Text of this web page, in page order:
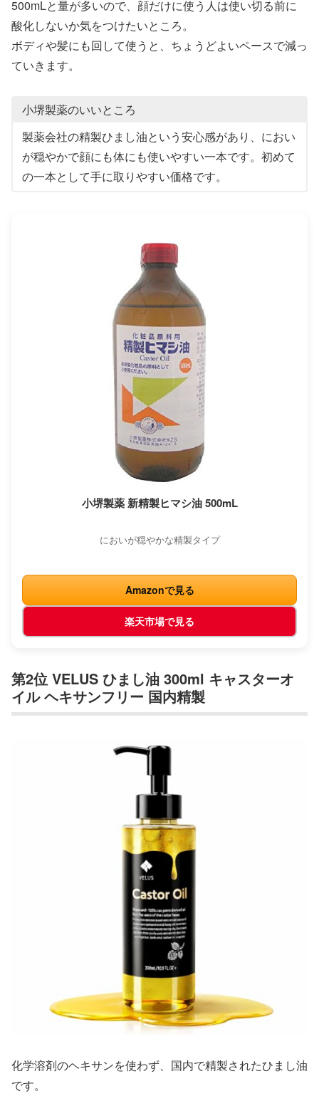
500mLと量が多いので、顔だけに使う人は使い切る前に
酸化しないか気をつけたいところ。
ボディや髪にも回して使うと、ちょうどよいペースで減っ
ていきます。
小堺製薬のいいところ
製薬会社の精製ひまし油という安心感があり、におい
が穏やかで顔にも体にも使いやすい一本です。初めて
の一本として手に取りやすい価格です。
小堺製薬 新精製ヒマシ油 500mL
においが穏やかな精製タイプ
Amazonで見る
楽天市場で見る
第2位 VELUS ひまし油 300ml キャスターオ
イル ヘキサンフリー 国内精製
化学溶剤のヘキサンを使わず、国内で精製されたひまし油
です。